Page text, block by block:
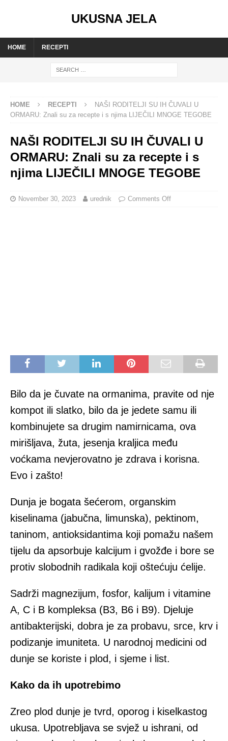
UKUSNA JELA
HOME RECEPTI
HOME RECEPTI
NAŠI RODITELJI SU IH ČUVALI U
ORMARU: Znali su za recepte i s njima LIJEČILI MNOGE TEGOBE
NAŠI RODITELJI SU IH ČUVALI U
ORMARU: Znali su za recepte i s
njima LIJEČILI MNOGE TEGOBE
November 30, 2023 urednik Comments Off
Bilo da je čuvate na ormanima, pravite od nje
kompot ili slatko, bilo da je jedete samu ili
kombinujete sa drugim namirnicama, ova
mirišljava, žuta, jesenja kraljica među
voćkama nevjerovatno je zdrava i korisna.
Evo i zašto!
Dunja je bogata šećerom, organskim
kiselinama (jabučna, limunska), pektinom,
taninom, antioksidantima koji pomažu našem
tijelu da apsorbuje kalcijum i gvožđe i bore se
protiv slobodnih radikala koji oštećuju ćelije.
Sadrži magnezijum, fosfor, kalijum i vitamine
A, C i B kompleksa (B3, B6 i B9). Djeluje
antibakterijski, dobra je za probavu, srce, krv i
podizanje imuniteta. U narodnoj medicini od
dunje se koriste i plod, i sjeme i list.
Kako da ih upotrebimo
Zreo plod dunje je tvrd, oporog i kiselkastog
ukusa. Upotrebljava se svjež u ishrani, od